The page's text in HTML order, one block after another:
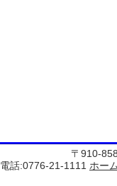
〒910-
電話:0776-21-1111 ホー